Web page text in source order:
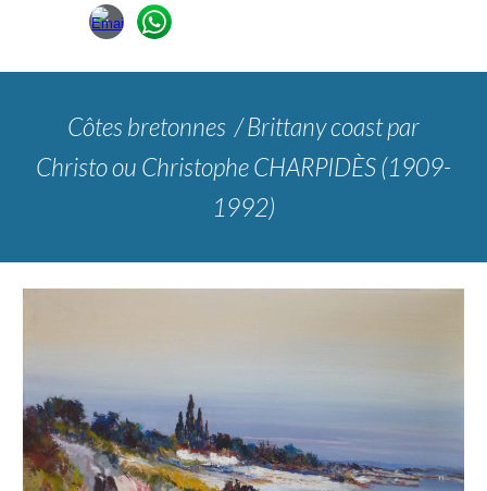
Côtes bretonnes / Brittany coastpar
Christo ou Christophe CHARPIDÈS (1909-
1992)